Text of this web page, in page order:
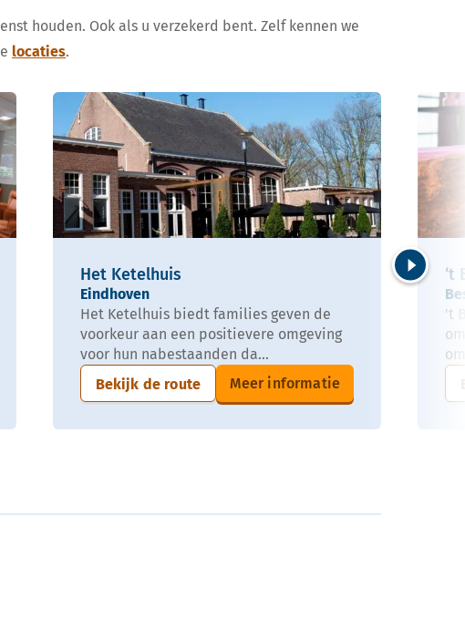
houden. Ook als u verzekerd bent. Zelf kennen we
locaties.
Het Ketelhuis
Eindhoven
Het Ketelhuis biedt families geven de
voorkeur aan een positievere omgeving
voor hun nabestaanden da...
Bekijk de route
Meer informatie
‘t
't
Volgende